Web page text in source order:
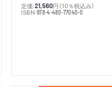
定価:21,560円 （10％税込み）
ISBN:978-4-480-77040-0